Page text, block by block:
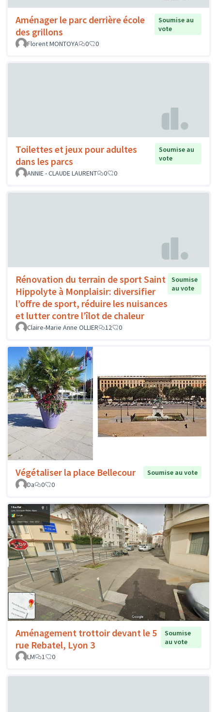
Aménager le parc derrière école
des grillons
Soumise au
vote
Florent MONTOYA
0 0
Toilettes et jeux pour adultes
dans les parcs
Soumise au
vote
ANNIE - CLAUDE LAURENT
0 0
Rénovation du terrain de sport Saint
Hippolyte à Monplaisir: diversifier
l’offre de sport, réduire les nuisances
et lutter contre l’îlot de chaleur
Soumise
au vote
Claire-Marie Anne OLLIER 12 0
Végétaliser la place Bellecour
Soumise au vote
Da
0 0
Aménagement trottoir devant le 5
rue Rebatel, Lyon 3
Soumise
au vote
LM
1 0